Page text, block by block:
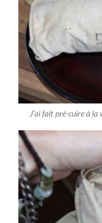
J’ai fait pré-cuire à la